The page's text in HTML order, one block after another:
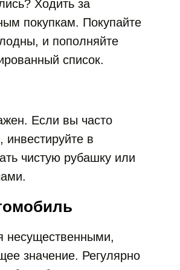
Ходить за
покупкам. Покупайте
и пополняйте
список.
Если вы часто
в
чистую рубашку или
несущественными,
значение. Регулярно